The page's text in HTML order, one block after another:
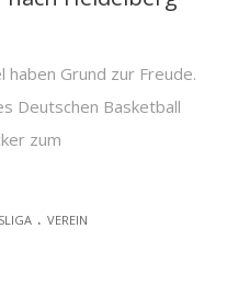
haben Grund zur Freude.
Deutschen Basketball
zum
. VEREIN